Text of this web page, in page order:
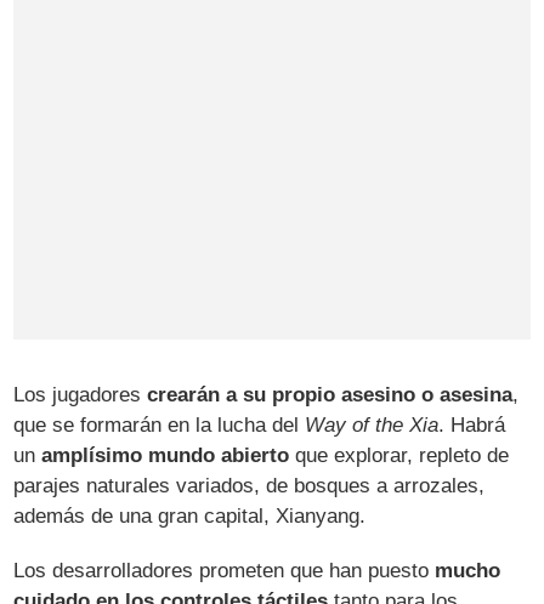
Los jugadorescrearán a su propio asesino o asesina,
que se formarán en la lucha del Way of the Xia. Habrá
unamplísimo mundo abierto que explorar, repleto de
parajes naturales variados, de bosques a arrozales,
además de una gran capital, Xianyang.
Los desarrolladores prometen que han puesto mucho